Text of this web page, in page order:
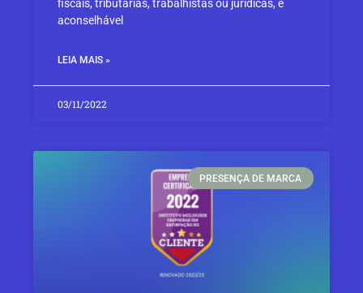
fiscais, tributárias, trabalhistas ou jurídicas, é
aconselhável
LEIA MAIS »
03/11/2022
PRESENÇA DE MARCA